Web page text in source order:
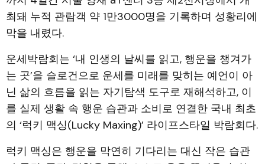
최돼 누적 관람객 약 1만3000명을 기록하며 성황리에
막을 내렸다.
운세박람회는 ‘내 인생의 날씨를 읽고, 행운을 챙겨가
는 곳’을 슬로건으로 운세를 미래를 맞히는 예언이 아
닌 삶의 흐름을 읽는 자기탐색 도구로 재해석하고, 이
를 실제 생활 속 행운 습관과 소비로 연결한 국내 최초
의 ‘럭키 맥싱(Lucky Maxing)’ 라이프스타일 박람회다.
럭키 맥싱은 행운을 막연히 기다리는 대신 작은 습관